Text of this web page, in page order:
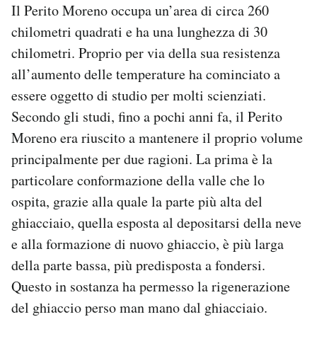
Il Perito Moreno occupa un’area di circa 260
chilometri quadrati e ha una lunghezza di 30
chilometri. Proprio per via della sua resistenza
all’aumento delle temperature ha cominciato a
essere oggetto di studio per molti scienziati.
Secondo gli studi, fino a pochi anni fa, il Perito
Moreno era riuscito a mantenere il proprio volume
principalmente per due ragioni. La prima è la
particolare conformazione della valle che lo
ospita, grazie alla quale la parte più alta del
ghiacciaio, quella esposta al depositarsi della neve
e alla formazione di nuovo ghiaccio, è più larga
della parte bassa, più predisposta a fondersi.
Questo in sostanza ha permesso la rigenerazione
del ghiaccio perso man mano dal ghiacciaio.